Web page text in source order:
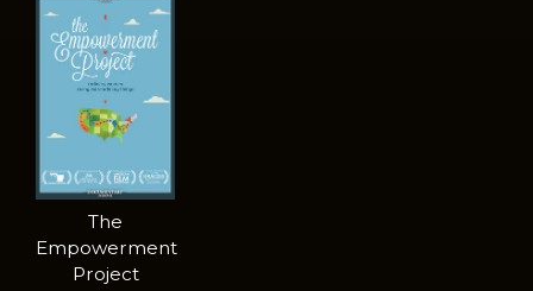
The
Empowerment
Project